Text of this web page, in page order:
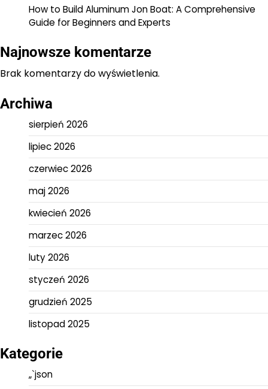
How to Build Aluminum Jon Boat: A Comprehensive
Guide for Beginners and Experts
Najnowsze komentarze
Brak komentarzy do wyświetlenia.
Archiwa
sierpień 2026
lipiec 2026
czerwiec 2026
maj 2026
kwiecień 2026
marzec 2026
luty 2026
styczeń 2026
grudzień 2025
listopad 2025
Kategorie
„`json